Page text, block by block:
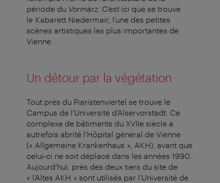
période du Vormärz . C’est ici que se trouve
le Kabarett Niedermair, l’une des petites
scènes artistiques les plus importantes de
Vienne.
Un détour par la végétation
Tout près du Piaristenviertel se trouve le
Campus de l'Université d’Alservorstadt. Ce
complexe de bâtiments du XVIIe siècle a
autrefois abrité l’Hôpital général de Vienne
(« Allgemeine Krankenhaus », AKH), avant que
celui-ci ne soit déplacé dans les années 1990.
Aujourd’hui, près des deux tiers du site de
« l’Altes AKH » sont utilisés par l’Université de